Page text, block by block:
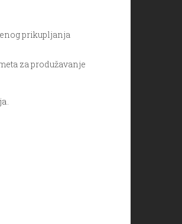
prikupljanja
za produžavanje